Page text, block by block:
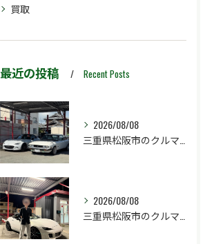
買取
最近の投稿 Recent Posts
2026/08/08
2026/08/08